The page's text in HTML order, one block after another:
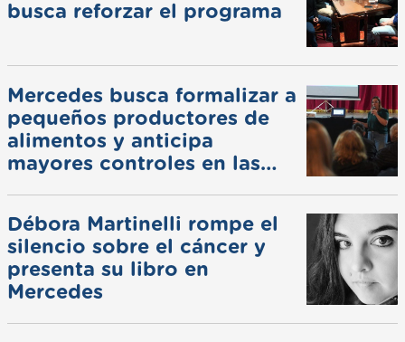
busca reforzar el programa
Mercedes busca formalizar a
pequeños productores de
alimentos y anticipa
mayores controles en las
Débora Martinelli rompe el
silencio sobre el cáncer y
presenta su libro en
Mercedes